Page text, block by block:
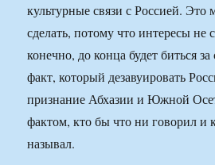
культурные связи с Россией.
сделать, потому что интересы не
конечно, до конца будет биться
факт, который дезавуировать
признание Абхазии и Южной
фактом, кто бы что ни говорил и
называл.